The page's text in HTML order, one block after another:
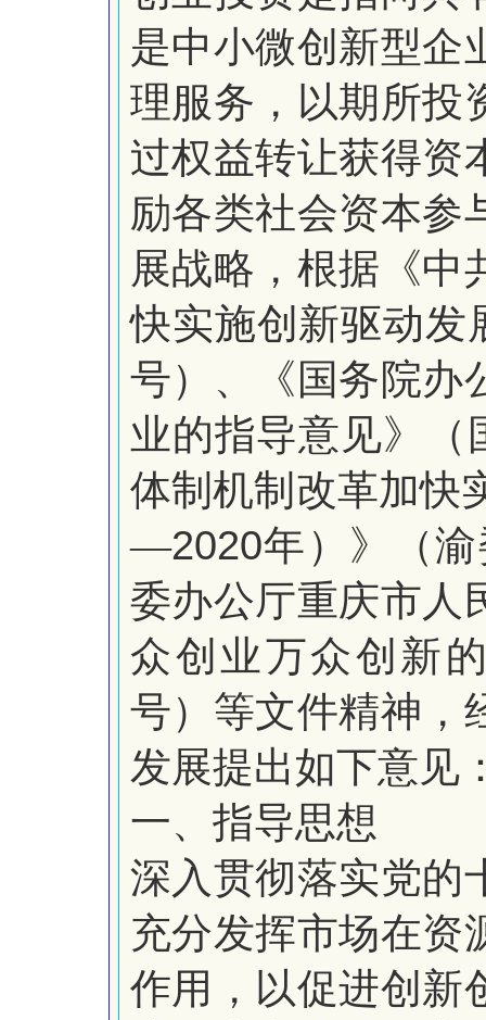
是中小微创新型企
理服务，以期所投
过权益转让获得资
励各类社会资本参
展战略，根据《中
快实施创新驱动发
号）、《国务院办
业的指导意见》（
体制机制改革加快
―2020年）》（
委办公厅重庆市人
众创业万众创新
号）等文件精神，
发展提出如下意见
一、指导思想
深入贯彻落实党的
充分发挥市场在资
作用，以促进创新